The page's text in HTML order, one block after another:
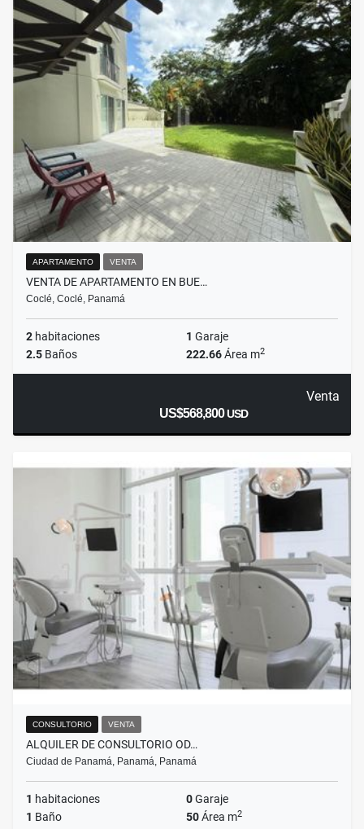
APARTAMENTO VENTA
VENTA DE APARTAMENTO EN BUE…
Coclé, Coclé, Panamá
2 habitaciones 1 Garaje
2.5 Baños 222.66Área m2
Venta
US$568,800USD
CONSULTORIO VENTA
ALQUILER DE CONSULTORIO OD…
Ciudad de Panamá, Panamá, Panamá
1 habitaciones 0Garaje
1 Baño 50Área m2